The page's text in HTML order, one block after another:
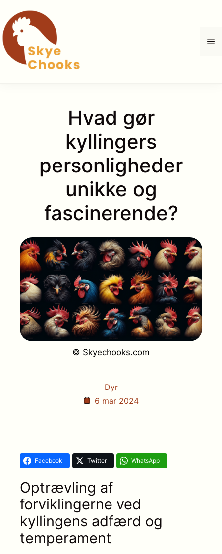
indhold
Hvad gør
kyllingers
personligheder
unikke og
fascinerende?
© Skyechooks.com
Dyr
6 mar 2024
Facebook Twitter WhatsApp
Optrævling af
forviklingerne ved
kyllingens adfærd og
temperament